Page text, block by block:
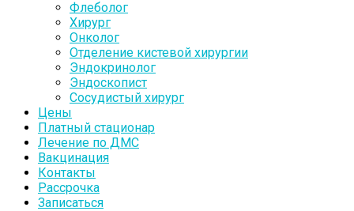
Флеболог
Хирург
Онколог
Отделение кистевой хирургии
Эндокринолог
Эндоскопист
Сосудистый хирург
Цены
Платный стационар
Лечение по ДМС
Вакцинация
Контакты
Рассрочка
Записаться